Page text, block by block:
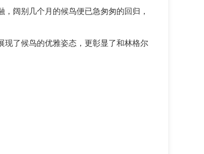
阔别几个月的候鸟便已急匆匆的回归，
了候鸟的优雅姿态，更彰显了和林格尔